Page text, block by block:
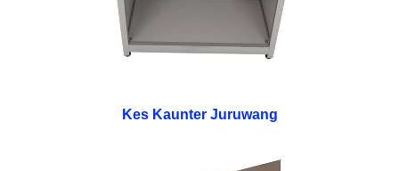
Kes Kaunter Juruwang